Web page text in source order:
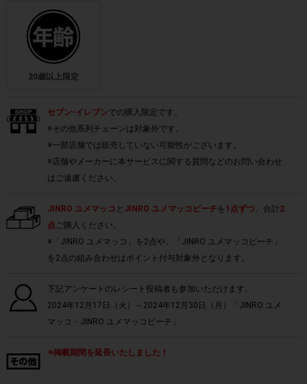
20歳以上限定
セブン-イレブンでの購入限定です。
※その他系列チェーンは対象外です。
※一部店舗では販売していない可能性がございます。
※店舗やメーカーに本サービスに関する質問などのお問い合わせ
はご遠慮ください。
JINRO ユメマッコ と JINRO ユメマッコピーチを 1点ずつ 、合計2
点 ご購入ください。
※「JINRO ユメマッコ」を2点や、「JINRO ユメマッコピーチ」
を2点の組み合わせはポイント付与対象外となります。
下記アンケートのレシート投稿者も参加いただけます。
2024年12月17日（火）～2024年12月30日（月）「JINRO ユメ
マッコ・JINRO ユメマッコピーチ」
※掲載期間を延長いたしました！